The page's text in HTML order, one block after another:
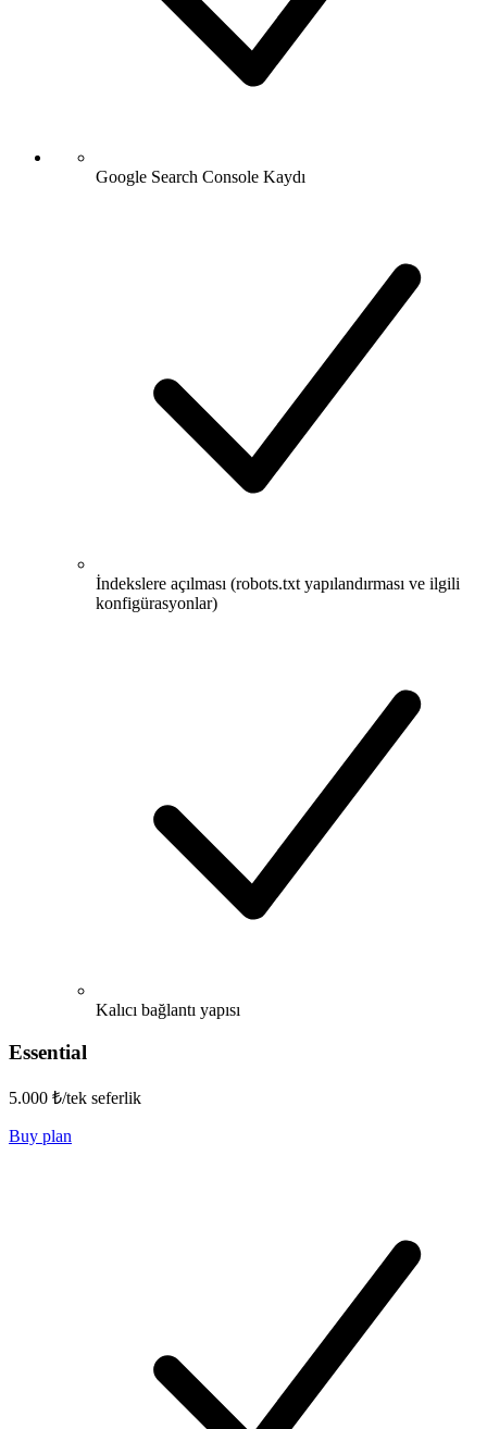
Google Search Console Kaydı
İndekslere açılması (robots.txt yapılandırması ve ilgili
konfigürasyonlar)
Kalıcı bağlantı yapısı
Essential
5.000 ₺/tek seferlik
Buy plan